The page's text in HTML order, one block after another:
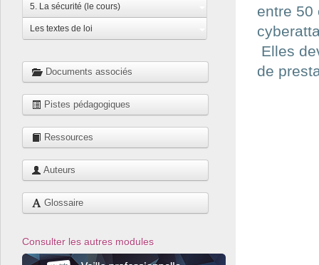
5. La sécurité (le cours)
Les textes de loi
Documents associés
Pistes pédagogiques
Ressources
Auteurs
Glossaire
Consulter les autres modules
entre 50
Elles
de